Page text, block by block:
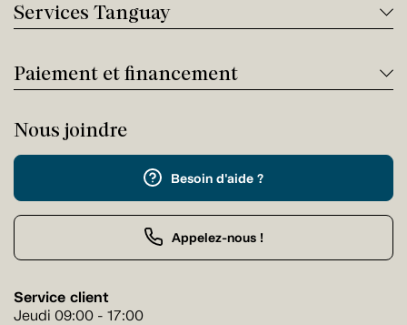
Services Tanguay
Paiement et financement
Nous joindre
Besoin d'aide ?
Appelez-nous !
Service client
Jeudi 09:00 - 17:00